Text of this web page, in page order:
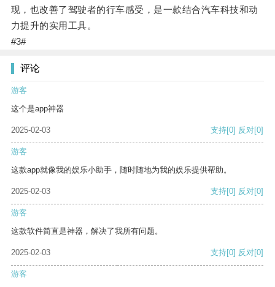
现，也改善了驾驶者的行车感受，是一款结合汽车科技和动
力提升的实用工具。
#3#
评论
游客
这个是app神器
2025-02-03 支持[0] 反对[0]
游客
这款app就像我的娱乐小助手，随时随地为我的娱乐提供帮助。
2025-02-03 支持[0] 反对[0]
游客
这款软件简直是神器，解决了我所有问题。
2025-02-03 支持[0] 反对[0]
游客